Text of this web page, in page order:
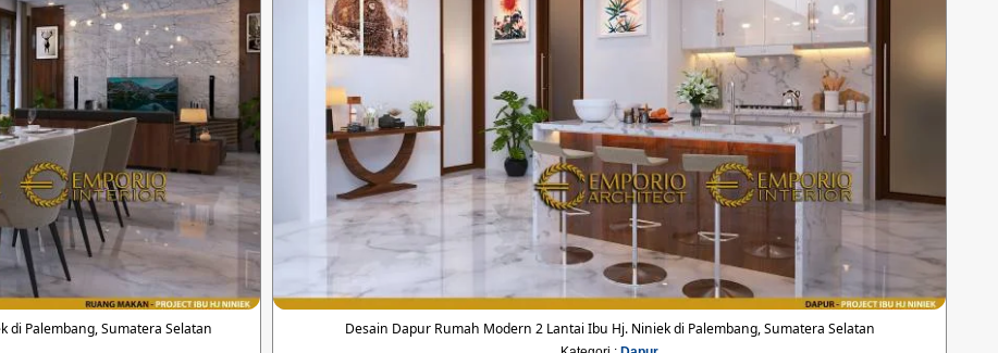
di Palembang, Sumatera Selatan Desain Dapur Rumah Modern 2 Lantai Ibu Hj. Niniek di Palembang, Sumatera Selatan